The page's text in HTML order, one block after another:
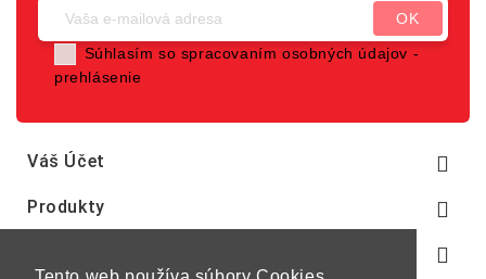
Súhlasím so spracovaním osobných údajov -
prehlásenie
Váš Účet 
Produkty 
